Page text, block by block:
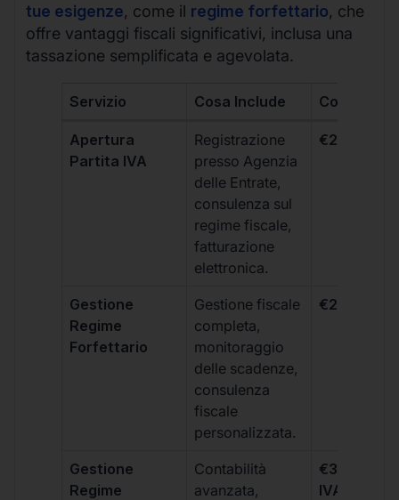
tue esigenze, come il regime forfettario, che
offre vantaggi fiscali significativi, inclusa una
tassazione semplificata e agevolata.
Servizio Cosa Include Costo
Apertura
Partita IVA
Registrazione
presso Agenzia
delle Entrate,
consulenza sul
regime fiscale,
fatturazione
elettronica.
€264 +
Gestione
Regime
Forfettario
Gestione fiscale
completa,
monitoraggio
delle scadenze,
consulenza
fiscale
personalizzata.
€264 +
Gestione
Regime
Contabilità
avanzata,
€333 +
IVA/